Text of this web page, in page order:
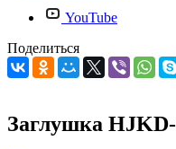
YouTube
Поделиться
Заглушка